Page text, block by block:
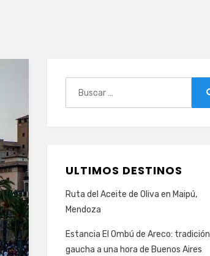
ULTIMOS DESTINOS
Ruta del Aceite de Oliva en Maipú,
Mendoza
Estancia El Ombú de Areco: tradición
gaucha a una hora de Buenos Aires